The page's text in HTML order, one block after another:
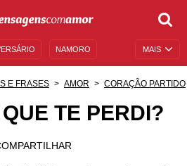
MAIS
NAMORO
E FRASES AMOR CORAÇÃO PARTIDO
TE PERDI?